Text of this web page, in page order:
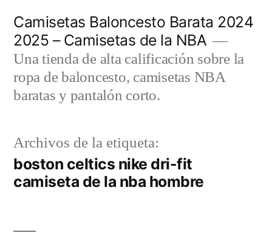
contenido
Camisetas Baloncesto Barata 2024
2025 – Camisetas de la NBA
Una tienda de alta calificación sobre la
ropa de baloncesto, camisetas NBA
baratas y pantalón corto.
Archivos de la etiqueta:
boston celtics nike dri-fit
camiseta de la nba hombre